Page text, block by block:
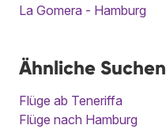
La Gomera - Hamburg
Ähnliche Suchen
Flüge ab Teneriffa
Flüge nach Hamburg